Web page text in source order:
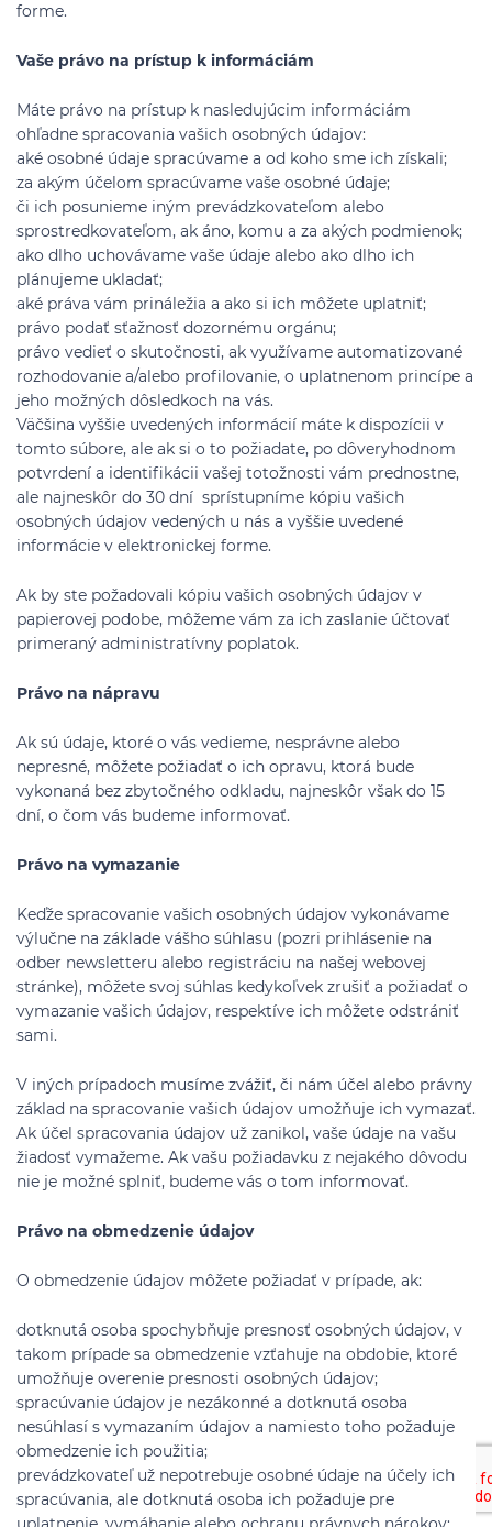
forme.
Vaše právo na prístup k informáciám
Máte právo na prístup k nasledujúcim informáciám
ohľadne spracovania vašich osobných údajov:
aké osobné údaje spracúvame a od koho sme ich získali;
za akým účelom spracúvame vaše osobné údaje;
či ich posunieme iným prevádzkovateľom alebo
sprostredkovateľom, ak áno, komu a za akých podmienok;
ako dlho uchovávame vaše údaje alebo ako dlho ich
plánujeme ukladať;
aké práva vám prináležia a ako si ich môžete uplatniť;
právo podať sťažnosť dozornému orgánu;
právo vedieť o skutočnosti, ak využívame automatizované
rozhodovanie a/alebo profilovanie, o uplatnenom princípe a
jeho možných dôsledkoch na vás.
Väčšina vyššie uvedených informácií máte k dispozícii v
tomto súbore, ale ak si o to požiadate, po dôveryhodnom
potvrdení a identifikácii vašej totožnosti vám prednostne,
ale najneskôr do 30 dní sprístupníme kópiu vašich
osobných údajov vedených u nás a vyššie uvedené
informácie v elektronickej forme.
Ak by ste požadovali kópiu vašich osobných údajov v
papierovej podobe, môžeme vám za ich zaslanie účtovať
primeraný administratívny poplatok.
Právo na nápravu
Ak sú údaje, ktoré o vás vedieme, nesprávne alebo
nepresné, môžete požiadať o ich opravu, ktorá bude
vykonaná bez zbytočného odkladu, najneskôr však do 15
dní, o čom vás budeme informovať.
Právo na vymazanie
Keďže spracovanie vašich osobných údajov vykonávame
výlučne na základe vášho súhlasu (pozri prihlásenie na
odber newsletteru alebo registráciu na našej webovej
stránke), môžete svoj súhlas kedykoľvek zrušiť a požiadať o
vymazanie vašich údajov, respektíve ich môžete odstrániť
sami.
V iných prípadoch musíme zvážiť, či nám účel alebo právny
základ na spracovanie vašich údajov umožňuje ich vymazať.
Ak účel spracovania údajov už zanikol, vaše údaje na vašu
žiadosť vymažeme. Ak vašu požiadavku z nejakého dôvodu
nie je možné splniť, budeme vás o tom informovať.
Právo na obmedzenie údajov
O obmedzenie údajov môžete požiadať v prípade, ak:
dotknutá osoba spochybňuje presnosť osobných údajov, v
takom prípade sa obmedzenie vzťahuje na obdobie, ktoré
umožňuje overenie presnosti osobných údajov;
spracúvanie údajov je nezákonné a dotknutá osoba
nesúhlasí s vymazaním údajov a namiesto toho požaduje
obmedzenie ich použitia;
prevádzkovateľ už nepotrebuje osobné údaje na účely ich
spracúvania, ale dotknutá osoba ich požaduje pre